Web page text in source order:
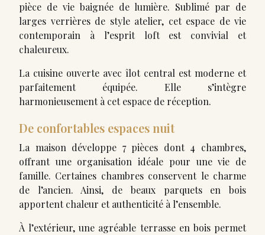
pièce de vie baignée de lumière. Sublimé par de
larges verrières de style atelier, cet espace de vie
contemporain à l’esprit loft est convivial et
chaleureux.
La cuisine ouverte avec îlot central est moderne et
parfaitement équipée. Elle s’intègre
harmonieusement à cet espace de réception.
De confortables espaces nuit
La maison développe 7 pièces dont 4 chambres,
offrant une organisation idéale pour une vie de
famille. Certaines chambres conservent le charme
de l’ancien. Ainsi, de beaux parquets en bois
apportent chaleur et authenticité à l’ensemble.
À l’extérieur, une agréable terrasse en bois permet